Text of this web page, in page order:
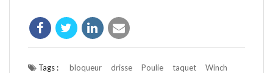
Tags : bloqueur drisse Poulie taquet Winch